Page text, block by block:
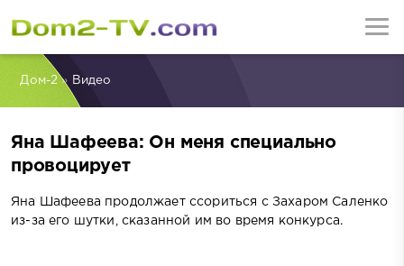
Дом-2» Видео
Яна Шафеева: Он меня специально
провоцирует
Яна Шафеева продолжает ссориться с Захаром Саленко
из-за его шутки, сказанной им во время конкурса.